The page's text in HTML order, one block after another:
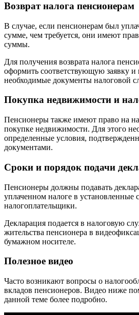
Возврат налога пенсионерам
В случае, если пенсионерам был
сумме, чем требуется, они имеют
суммы.
Для получения возврата налога
оформить соответствующую заявку и
необходимые документы налоговой
Покупка недвижимости и
Пенсионеры также имеют право на
покупке недвижимости. Для этого
определенные условия,
документами.
Сроки и порядок подачи
Пенсионеры должны подавать
уплаченном налоге в установленные
налогоплательщики.
Декларация подается в налоговую
жительства пенсионера в
бумажном носителе.
Полезное видео
Часто возникают вопросы о
вкладов пенсионеров. Видео ниже
данной теме более подробно.